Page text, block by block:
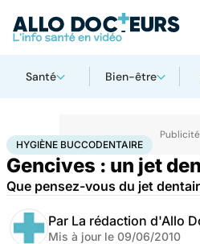
Santé Bien-être
AccueilSantéMaladiesHygiène
HYGIÈNE BUCCODENTAIRE
Gencives : un jet
Que pensez-vous du jet
Par La rédaction d'Allo
Mis à jour le 09/06/2010